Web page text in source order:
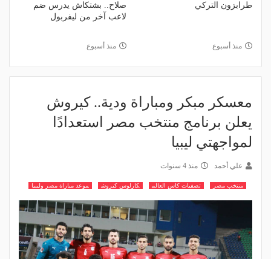
طرابزون التركي
منذ أسبوع
صلاح.. بشتكاش يدرس ضم
لاعب آخر من ليفربول
منذ أسبوع
معسكر مبكر ومباراة ودية.. كيروش
يعلن برنامج منتخب مصر استعدادًا
لمواجهتي ليبيا
علي أحمد منذ 4 سنوات
منتخب مصر تصفيات كاس العالم كارلوس كيروش موعد مباراة مصر وليبيا